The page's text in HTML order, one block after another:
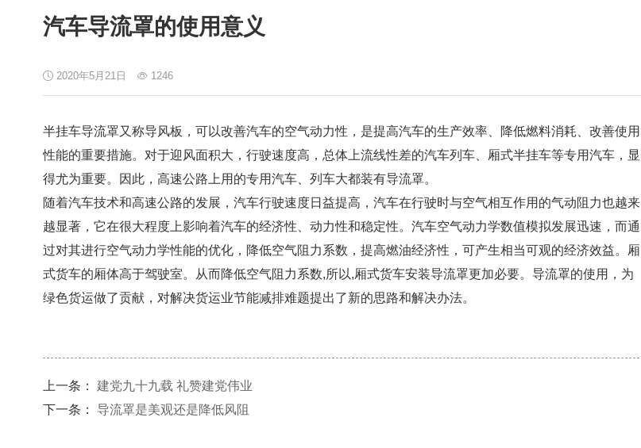
汽车导流罩的使用意义
2020年5月21日 1246
半挂车导流罩又称导风板，可以改善汽车的空气动力性，是提高汽车的生产效率、降低燃料消耗、改善使用
性能的重要措施。对于迎风面积大，行驶速度高，总体上流线性差的汽车列车、厢式半挂车等专用汽车，显
得尤为重要。因此，高速公路上用的专用汽车、列车大都装有导流罩。
随着汽车技术和高速公路的发展，汽车行驶速度日益提高，汽车在行驶时与空气相互作用的气动阻力也越来
越显著，它在很大程度上影响着汽车的经济性、动力性和稳定性。汽车空气动力学数值模拟发展迅速，而通
过对其进行空气动力学性能的优化，降低空气阻力系数，提高燃油经济性，可产生相当可观的经济效益。厢
式货车的厢体高于驾驶室。从而降低空气阻力系数,所以,厢式货车安装导流罩更加必要。导流罩的使用，为
绿色货运做了贡献，对解决货运业节能减排难题提出了新的思路和解决办法。
上一条： 建党九十九载 礼赞建党伟业
下一条： 导流罩是美观还是降低风阻